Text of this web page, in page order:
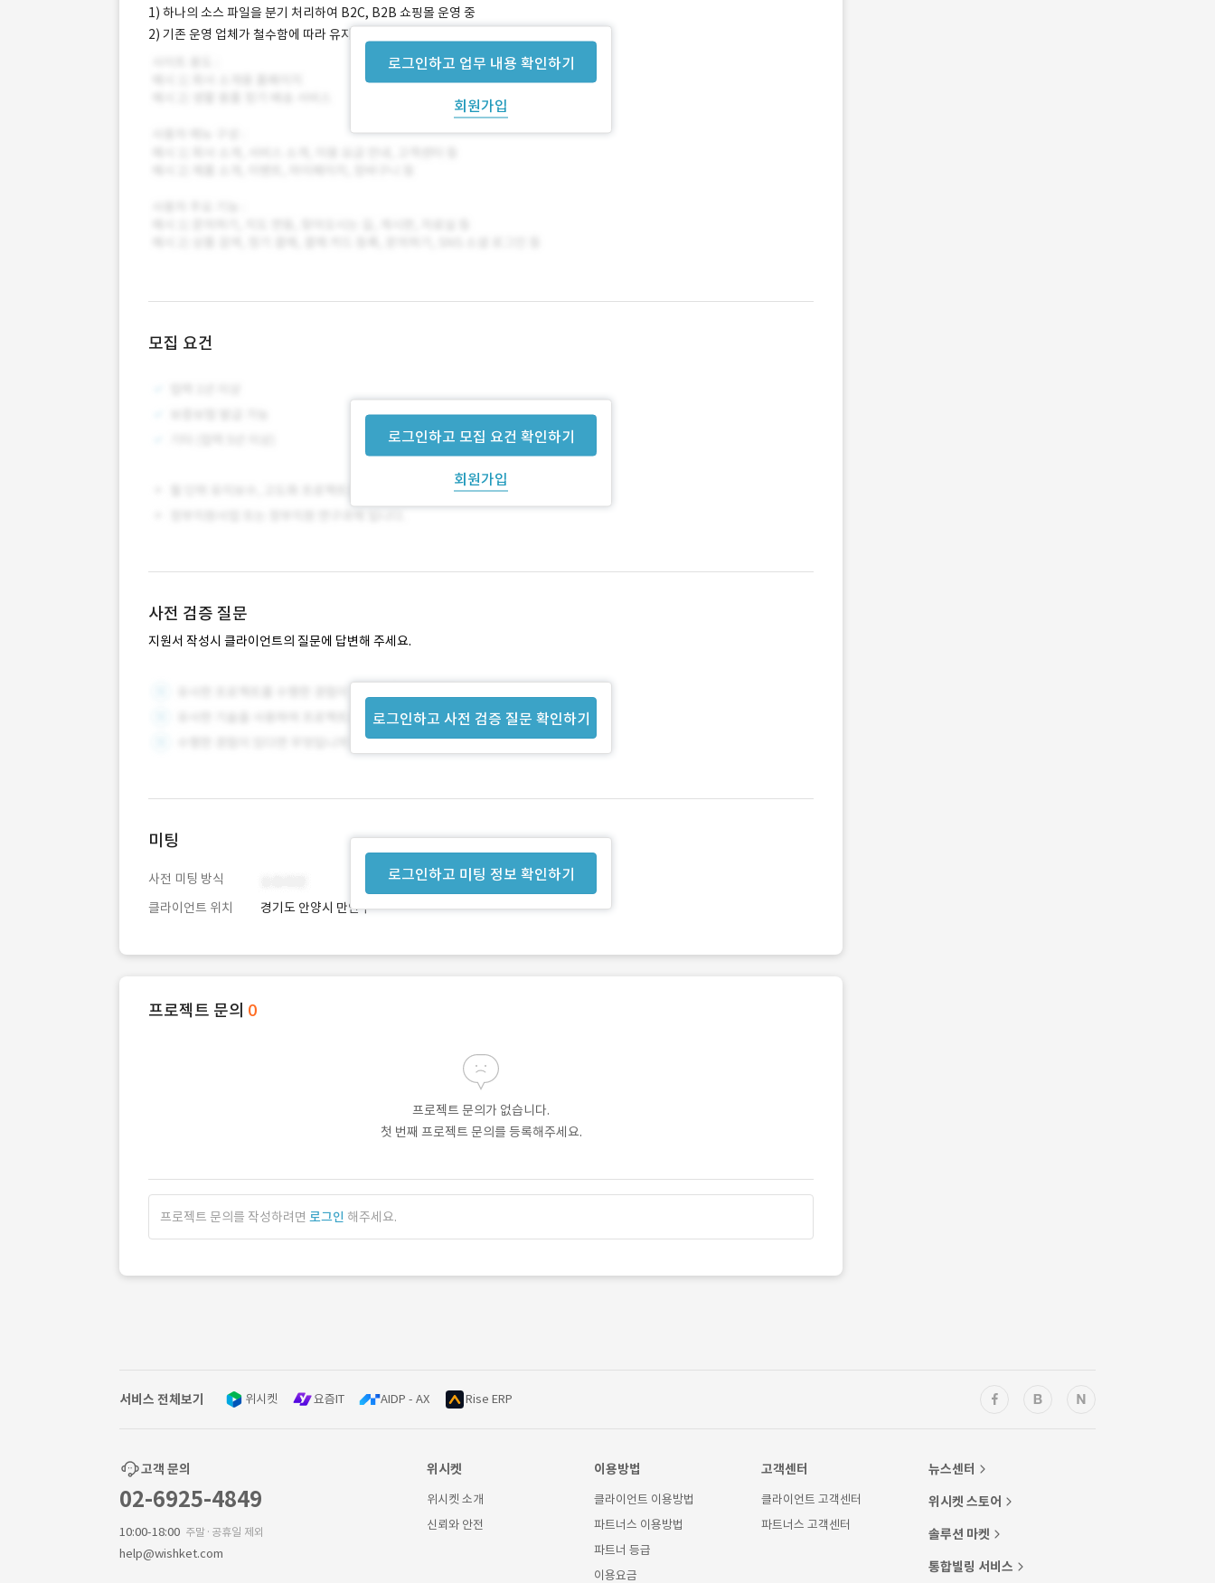
로그인하고 업무 내용 확인하기
회원가입
1) 하나의 소스 파일을 분기 처리하여 B2C, B2B 쇼핑몰 운영 중
2) 기존 운영 업체가 철수함에 따라 유지보수 업체 선정 중
모집 요건
로그인하고 모집 요건 확인하기
회원가입
사전 검증 질문
지원서 작성시 클라이언트의 질문에 답변해 주세요.
로그인하고 사전 검증 질문 확인하기
로그인하고 미팅 정보 확인하기
미팅
사전 미팅 방식
클라이언트 위치
경기도 안양시 만안구
프로젝트 문의 0
프로젝트 문의가 없습니다.
첫 번째 프로젝트 문의를 등록해주세요.
프로젝트 문의를 작성하려면 로그인 해주세요.
서비스 전체보기 위시켓 요즘IT AIDP - AX Rise ERP
고객 문의
02-6925-4849
10:00-18:00 주말·공휴일 제외
help@wishket.com
위시켓
위시켓 소개
신뢰와 안전
이용방법
클라이언트 이용방법
파트너스 이용방법
파트너 등급
이용요금
고객센터
클라이언트 고객센터
파트너스 고객센터
뉴스센터
위시켓 스토어
솔루션 마켓
통합빌링 서비스